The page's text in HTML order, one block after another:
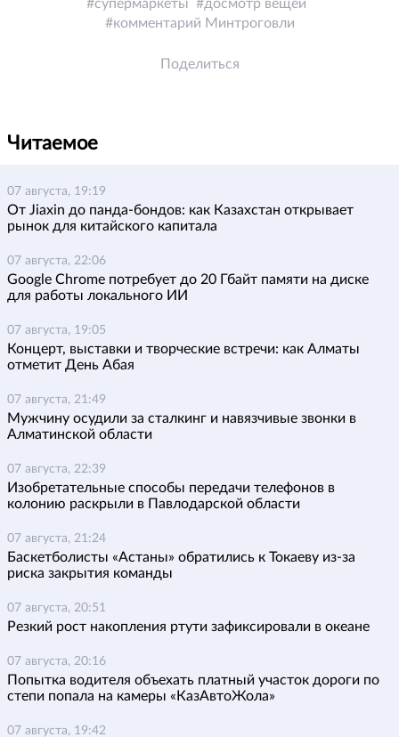
супермаркеты
досмотр вещей
комментарий Минтроговли
Поделиться
Читаемое
07 августа, 19:19
От Jiaxin до панда-бондов: как Казахстан открывает
рынок для китайского капитала
07 августа, 22:06
Google Chrome потребует до 20 Гбайт памяти на диске
для работы локального ИИ
07 августа, 19:05
Концерт, выставки и творческие встречи: как Алматы
отметит День Абая
07 августа, 21:49
Мужчину осудили за сталкинг и навязчивые звонки в
Алматинской области
07 августа, 22:39
Изобретательные способы передачи телефонов в
колонию раскрыли в Павлодарской области
07 августа, 21:24
Баскетболисты «Астаны» обратились к Токаеву из-за
риска закрытия команды
07 августа, 20:51
Резкий рост накопления ртути зафиксировали в океане
07 августа, 20:16
Попытка водителя объехать платный участок дороги по
степи попала на камеры «КазАвтоЖола»
07 августа, 19:42